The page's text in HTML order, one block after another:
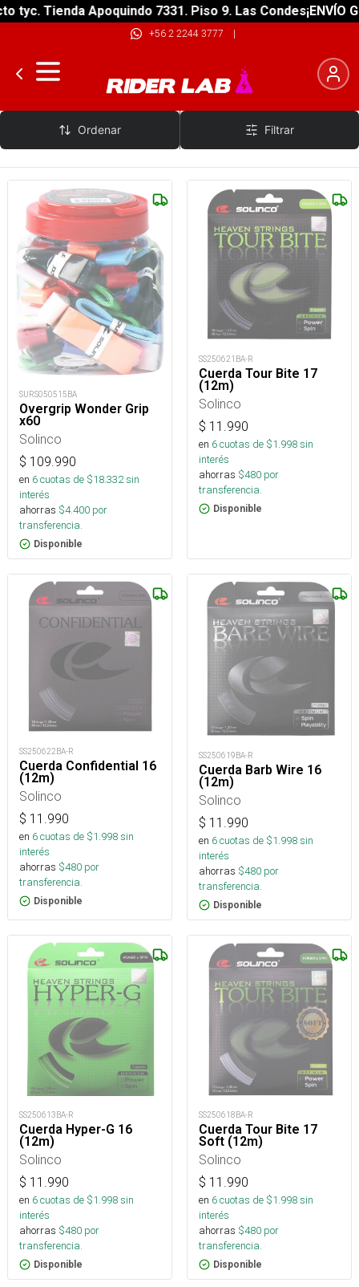
Tienda Apoquindo 7331. Piso 9. Las Condes¡ENVÍO
+56 2 2244 3777 |
Solinco
Ordenar Filtrar
SURS050515BA
Overgrip Wonder Grip
x60
Solinco
$ 109.990
en 6cuotas de $18.332sin
interés
ahorras $4.400 por
transferencia.
Disponible
SS250621BA-R
Cuerda Tour Bite 17
(12m)
Solinco
$ 11.990
en 6cuotas de $1.998sin
interés
ahorras $480 por
transferencia.
Disponible
SS250622BA-R
Cuerda Confidential 16
(12m)
Solinco
$ 11.990
en 6cuotas de $1.998sin
interés
ahorras $480 por
transferencia.
Disponible
SS250619BA-R
Cuerda Barb Wire 16
(12m)
Solinco
$ 11.990
en 6cuotas de $1.998sin
interés
ahorras $480 por
transferencia.
Disponible
SS250613BA-R
Cuerda Hyper-G 16
(12m)
Solinco
$ 11.990
en 6cuotas de $1.998sin
interés
ahorras $480 por
transferencia.
Disponible
SS250618BA-R
Cuerda Tour Bite 17
Soft (12m)
Solinco
$ 11.990
en 6cuotas de $1.998sin
interés
ahorras $480 por
transferencia.
Disponible